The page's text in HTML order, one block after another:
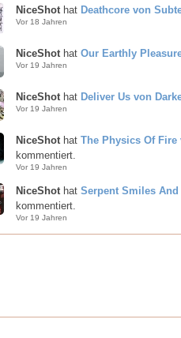
NiceShothat Deathcore von
Vor 18 Jahren
NiceShothat Our Earthly
Vor 19 Jahren
NiceShothat Deliver Us von
Vor 19 Jahren
NiceShothat The Physics Of
kommentiert.
Vor 19 Jahren
NiceShothat Serpent Smiles
kommentiert.
Vor 19 Jahren